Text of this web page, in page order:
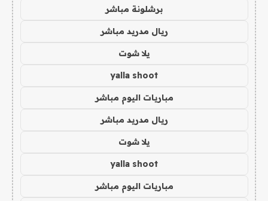
برشلونة مباشر
ريال مدريد مباشر
يلا شوت
yalla shoot
مباريات اليوم مباشر
ريال مدريد مباشر
يلا شوت
yalla shoot
مباريات اليوم مباشر